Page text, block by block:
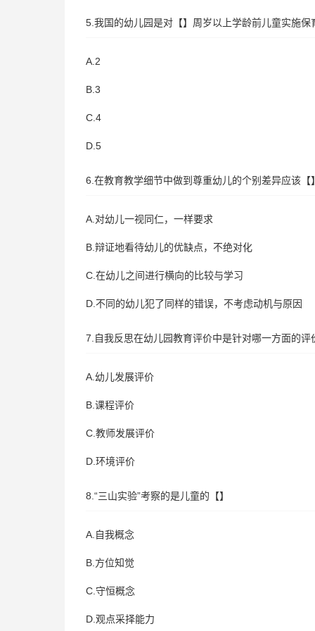
5.我国的幼儿园是对【】周岁以上学龄前儿童实施保
A.2
B.3
C.4
D.5
6.在教育教学细节中做到尊重幼儿的个别差异应该【】
A.对幼儿一视同仁，一样要求
B.辩证地看待幼儿的优缺点，不绝对化
C.在幼儿之间进行横向的比较与学习
D.不同的幼儿犯了同样的错误，不考虑动机与原因
7.自我反思在幼儿园教育评价中是针对哪一方面的评
A.幼儿发展评价
B.课程评价
C.教师发展评价
D.环境评价
8.“三山实验”考察的是儿童的【】
A.自我概念
B.方位知觉
C.守恒概念
D.观点采择能力